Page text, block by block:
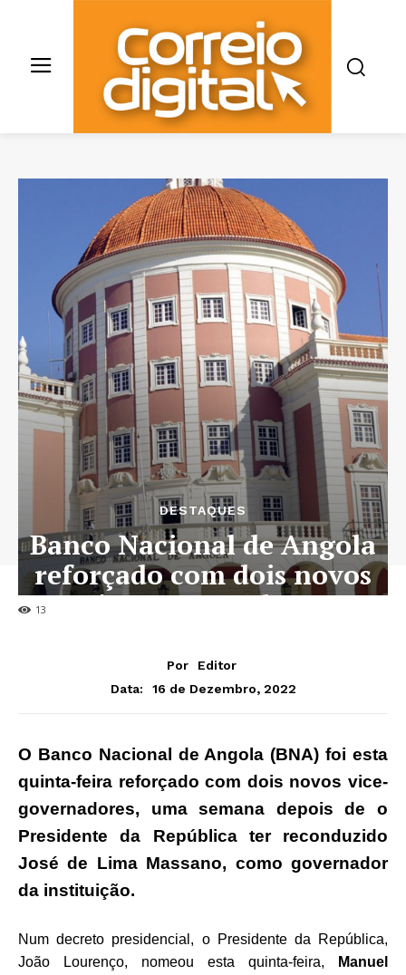
13
DESTAQUES
Banco Nacional de Angola
reforçado com dois novos
vice-governadores
Por
Editor
Data:
16 de Dezembro, 2022
O Banco Nacional de Angola (BNA) foi esta
quinta-feira reforçado com dois novos vice-
governadores, uma semana depois de o
Presidente da República ter reconduzido
José de Lima Massano, como governador
da instituição.
Num decreto presidencial, o Presidente da República,
João Lourenço, nomeou esta quinta-feira,
Manuel